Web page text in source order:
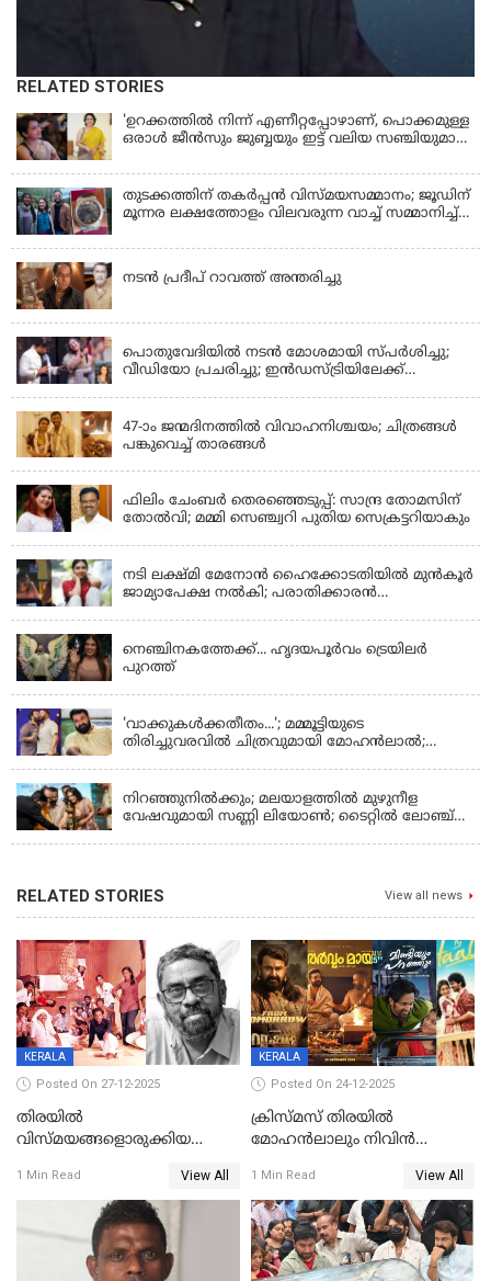
RELATED STORIES
'ഉറക്കത്തിൽ നിന്ന് എണീറ്റപ്പോഴാണ്, പൊക്കമുള്ള
ഒരാൾ ജീൻസും ജുബ്ബയും ഇട്ട് വലിയ സഞ്ചിയുമായി
മരിച്ചുപോയെന്ന് പറഞ്ഞു; ആത്മാക്കളെ കണ്ടിട്ടു
ഉണ്ടെന്ന് നടി ലെന
തുടക്കത്തിന് തകർപ്പൻ വിസ്മയസമ്മാനം; ജൂഡിന്
മൂന്നര ലക്ഷത്തോളം വിലവരുന്ന വാച്ച് സമ്മാനിച്ച്
നടൻ പ്രദീപ് റാവത്ത് അന്തരിച്ചു
പൊതുവേദിയില്‍ നടന്‍ മോശമായി സ്പര്‍ശിച്ചു;
വീഡിയോ പ്രചരിച്ചു; ഇന്‍ഡസ്ട്രിയിലേക്ക്
47-ാം ജന്മദിനത്തിൽ വിവാഹനിശ്ചയം; ചിത്രങ്ങള്‍
പങ്കുവെച്ച് താരങ്ങൾ
ഫിലിം ചേംബർ തെരഞ്ഞെടുപ്പ്: സാന്ദ്ര തോമസിന്
തോൽവി; മമ്മി സെഞ്ച്വറി പുതിയ സെക്രട്ടറിയാകും
നടി ലക്ഷ്മി മേനോൻ ഹൈക്കോടതിയിൽ മുൻ‌കൂർ
ജാമ്യാപേക്ഷ നൽകി; പരാതിക്കാരൻ
നെഞ്ചിനകത്തേക്ക്... ഹൃദയപൂര്‍വം ട്രെയിലര്‍
പുറത്ത്
'വാക്കുകള്‍ക്കതീതം...'; മമ്മൂട്ടിയുടെ
തിരിച്ചുവരവില്‍ ചിത്രവുമായി മോഹന്‍ലാല്‍;
നിറഞ്ഞുനിൽക്കും; മലയാളത്തിൽ മുഴുനീള
വേഷവുമായി സണ്ണി ലിയോൺ; ടൈറ്റിൽ ലോഞ്ച്
RELATED STORIES View all news
KERALA
Posted On 27-12-2025
തിരയിൽ
വിസ്മയങ്ങളൊരുക്കിയ
ശേഖര്‍ അന്തരിച്ചു
1 Min Read View All
KERALA
Posted On 24-12-2025
ക്രിസ്മസ് തിരയിൽ
മോഹൻലാലും നിവിൻ
ഷെയ്‌നും; 200 കോടി
മുടക്കിയെത്തുന്ന
വൃഷഭയുൾപ്പെടെ കാണാം
1 Min Read View All